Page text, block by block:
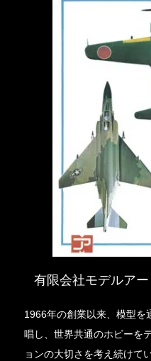
有限会社モデルア
1966年の創業以来、模型を
唱し、世界共通のホビーを
ョンの大切さを考え続けて